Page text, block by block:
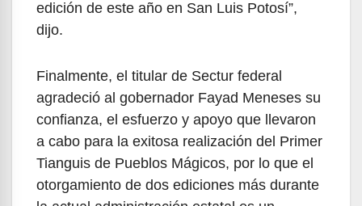
edición de este año en San Luis Potosí”,
dijo.
Finalmente, el titular de Sectur federal
agradeció al gobernador Fayad Meneses su
confianza, el esfuerzo y apoyo que llevaron
a cabo para la exitosa realización del Primer
Tianguis de Pueblos Mágicos, por lo que el
otorgamiento de dos ediciones más durante